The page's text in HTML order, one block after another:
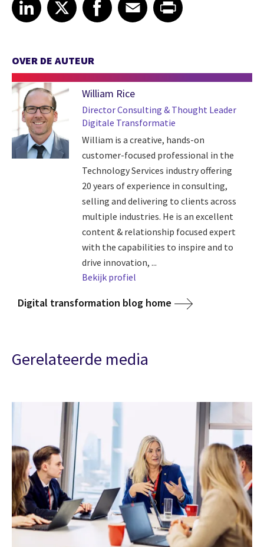
LinkedIn Facebook Email
OVER DE AUTEUR
William Rice
Director Consulting & Thought Leader
Digitale Transformatie
William is a creative, hands-on
customer-focused professional in the
Technology Services industry offering
20 years of experience in consulting,
selling and delivering to clients across
multiple industries. He is an excellent
content & relationship focused expert
with the capabilities to inspire and to
drive innovation, ...
Bekijk profiel
Digital transformation blog home
Gerelateerde media